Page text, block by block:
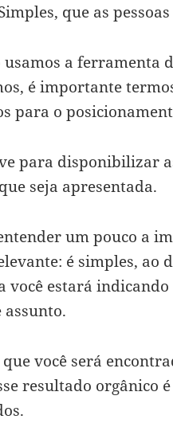
que as
usamos a ferramenta
é importante
para o
para disponibilizar
seja apresentada.
um pouco a
é simples,
você estará
assunto.
que você será
resultado orgânico